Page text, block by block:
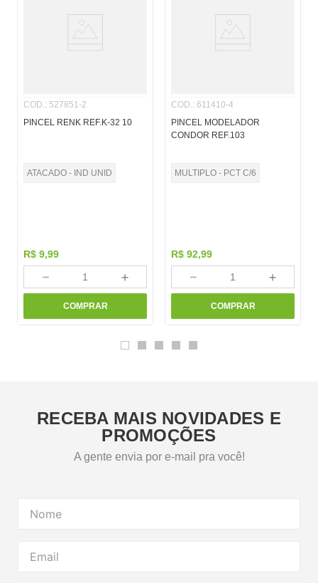
COD.: 527851-2
PINCEL RENK REF.K-32 10
ATACADO - IND UNID
R$ 9,99
＋
－
COMPRAR
COD.: 611410-4
PINCEL MODELADOR
CONDOR REF.103
MULTIPLO - PCT C/6
R$ 92,99
＋
－
COMPRAR
RECEBA MAIS NOVIDADES E
PROMOÇÕES
A gente envia por e-mail pra você!